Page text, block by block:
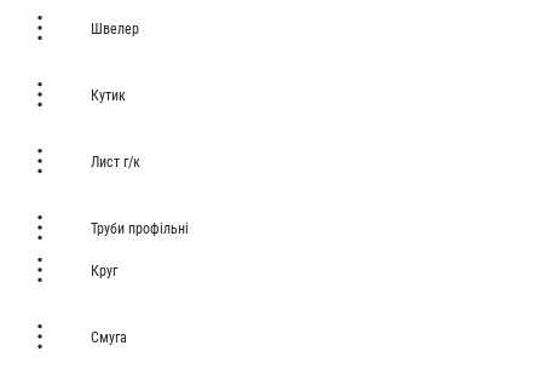
Швелер
Кутик
Лист г/к
Труби профільні
Круг
Смуга